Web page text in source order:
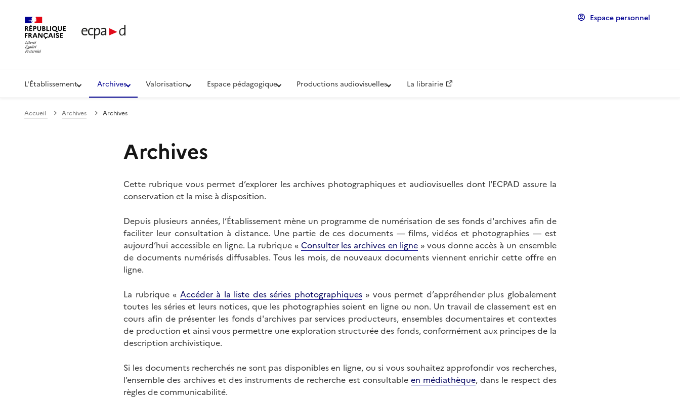
Établissement de communication et de production audiovisuelle de la Défense (ECPAD) Espace personnel
L'Établissement Archives Valorisation Espace pédagogique Productions audiovisuelles La librairie
Accueil Archives Archives
Archives
Cette rubrique vous permet d’explorer les archives photographiques et audiovisuelles dont l'ECPAD assure la
conservation et la mise à disposition.
Depuis plusieurs années, l’Établissement mène un programme de numérisation de ses fonds d'archives afin de
faciliter leur consultation à distance. Une partie de ces documents — films, vidéos et photographies — est
aujourd’hui accessible en ligne. La rubrique « Consulter les archives en ligne » vous donne accès à un ensemble
de documents numérisés diffusables. Tous les mois, de nouveaux documents viennent enrichir cette offre en
ligne.
La rubrique « Accéder à la liste des séries photographiques» vous permet d’appréhender plus globalement
toutes les séries et leurs notices, que les photographies soient en ligne ou non. Un travail de classement est en
cours afin de présenter les fonds d'archives par services producteurs, ensembles documentaires et contextes
de production et ainsi vous permettre une exploration structurée des fonds, conformément aux principes de la
description archivistique.
Si les documents recherchés ne sont pas disponibles en ligne, ou si vous souhaitez approfondir vos recherches,
l’ensemble des archives et des instruments de recherche est consultable en médiathèque, dans le respect des
règles de communicabilité.